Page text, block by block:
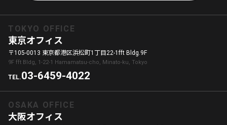
TOKYO OFFICE
東京オフィス
〒105-0013 東京都港区浜松町1丁目22-1fft Bldg.9F
9F fft Bldg, 1-22-1 Hamamatsu-cho, Minato-ku, Tokyo
TEL.03-6459-4022
OSAKA OFFICE
大阪オフィス